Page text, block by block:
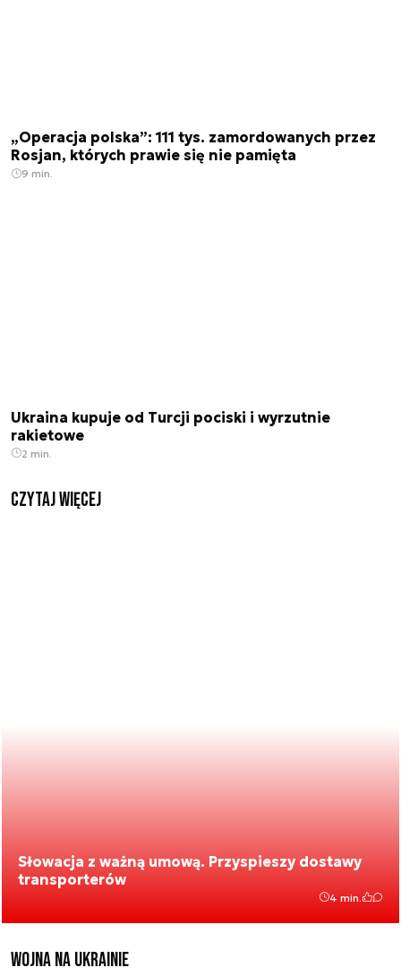
„Operacja polska”: 111 tys. zamordowanych przez
Rosjan, których prawie się nie pamięta
9 min.
Ukraina kupuje od Turcji pociski i wyrzutnie
rakietowe
2 min.
czytaj więcej
Słowacja z ważną umową. Przyspieszy dostawy
transporterów
4 min.
Wojna na Ukrainie